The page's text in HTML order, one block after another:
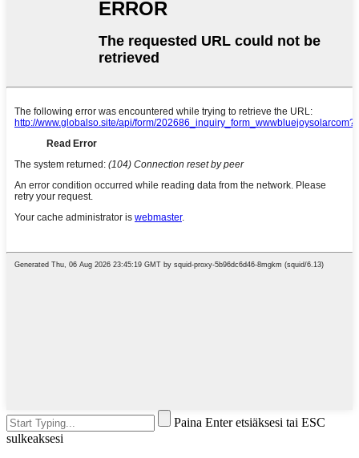
Paina Enter etsiäksesi tai ESC
sulkeaksesi